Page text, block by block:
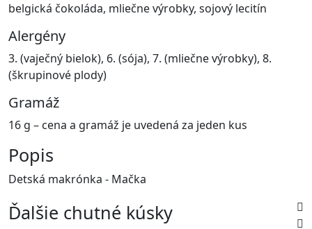
belgická čokoláda, mliečne výrobky, sojový lecitín
Alergény
3. (vaječný bielok), 6. (sója), 7. (mliečne výrobky), 8.
(škrupinové plody)
Gramáž
16 g – cena a gramáž je uvedená za jeden kus
Popis
Detská makrónka - Mačka
Ďalšie chutné kúsky